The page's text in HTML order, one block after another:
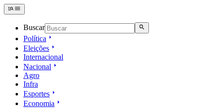
Buscar
Política
Eleições
Internacional
Nacional
Agro
Infra
Esportes
Economia